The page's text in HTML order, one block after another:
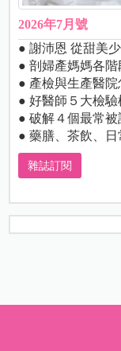
2026年7月號
● 謝沛恩 從甜美
● 剖婦產媽媽各階
● 產檢與生產醫院
● 好醫師５大檢
● 破解４個最常
● 藥膳、茶飲、
雜誌訂閱